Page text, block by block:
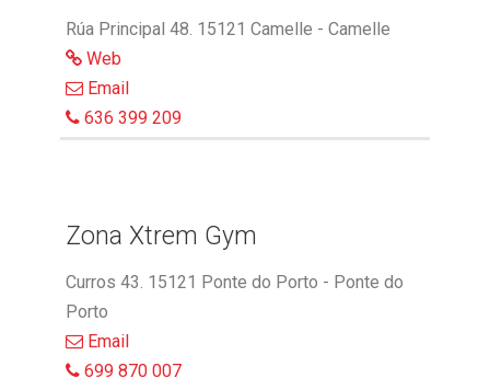
Rúa Principal 48. 15121 Camelle - Camelle
Web
Email
636 399 209
Zona Xtrem Gym
Curros 43. 15121 Ponte do Porto - Ponte do
Porto
Email
699 870 007